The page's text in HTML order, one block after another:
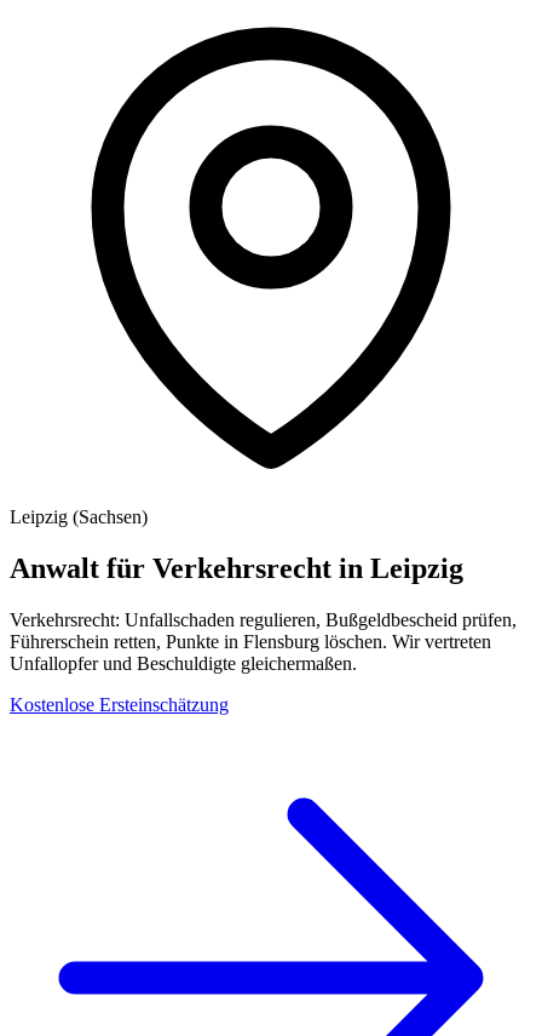
Leipzig (Sachsen)
Anwalt für Verkehrsrecht in Leipzig
Verkehrsrecht: Unfallschaden regulieren, Bußgeldbescheid prüfen,
Führerschein retten, Punkte in Flensburg löschen. Wir vertreten
Unfallopfer und Beschuldigte gleichermaßen.
Kostenlose Ersteinschätzung